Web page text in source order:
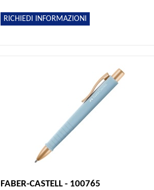
RICHIEDI INFORMAZIONI
FABER-CASTELL - 100765